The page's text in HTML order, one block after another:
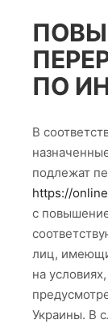
ПО
В
подлежат
https://
с
лиц,
на
Украины. В